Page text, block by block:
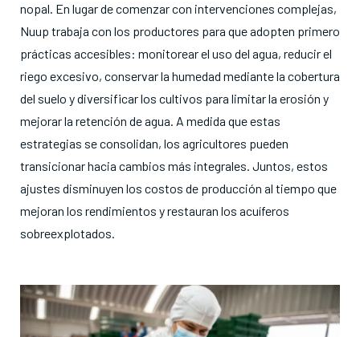
nopal. En lugar de comenzar con intervenciones complejas,
Nuup trabaja con los productores para que adopten primero
prácticas accesibles: monitorear el uso del agua, reducir el
riego excesivo, conservar la humedad mediante la cobertura
del suelo y diversificar los cultivos para limitar la erosión y
mejorar la retención de agua. A medida que estas
estrategias se consolidan, los agricultores pueden
transicionar hacia cambios más integrales. Juntos, estos
ajustes disminuyen los costos de producción al tiempo que
mejoran los rendimientos y restauran los acuíferos
sobreexplotados.